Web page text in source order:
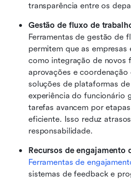
transparência entre os
Ferramentas de gestão de
permitem que as empresas
como integração de novos
aprovações e coordenação
soluções de plataformas
experiência do funcionário
tarefas avancem por
eficiente. Isso reduz
responsabilidade.
Ferramentas de
sistemas de feedback e